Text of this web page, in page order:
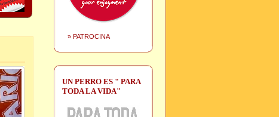
» PATROCINA
UN PERRO ES " PARA
TODA LA VIDA"